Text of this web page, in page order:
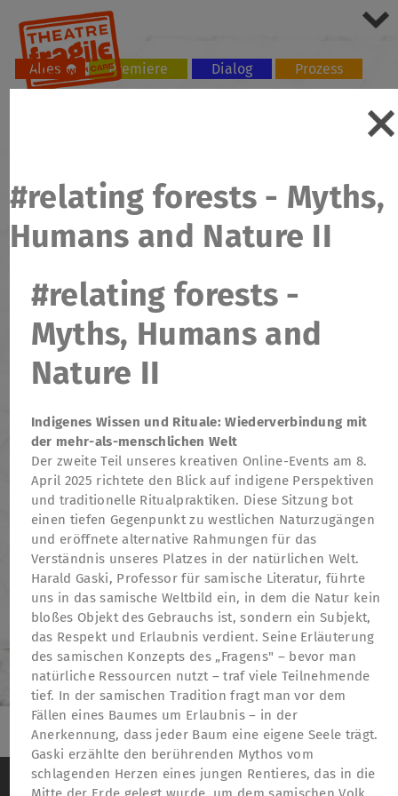
Alles Premiere Dialog
Prozess
#relating forests - Myths,
Humans and Nature II
#relating forests -
Myths, Humans and
Nature II
Indigenes Wissen und Rituale: Wiederverbindung mit
der mehr-als-menschlichen Welt
Der zweite Teil unseres kreativen Online-Events am 8.
April 2025 richtete den Blick auf indigene Perspektiven
und traditionelle Ritualpraktiken. Diese Sitzung bot
einen tiefen Gegenpunkt zu westlichen Naturzugängen
und eröffnete alternative Rahmungen für das
Verständnis unseres Platzes in der natürlichen Welt.
Harald Gaski, Professor für samische Literatur, führte
uns in das samische Weltbild ein, in dem die Natur kein
bloßes Objekt des Gebrauchs ist, sondern ein Subjekt,
das Respekt und Erlaubnis verdient. Seine Erläuterung
des samischen Konzepts des „Fragens" – bevor man
natürliche Ressourcen nutzt – traf viele Teilnehmende
tief. In der samischen Tradition fragt man vor dem
Fällen eines Baumes um Erlaubnis – in der
Anerkennung, dass jeder Baum eine eigene Seele trägt.
Gaski erzählte den berührenden Mythos vom
schlagenden Herzen eines jungen Rentieres, das in die
TheatreFragile
. . Förderung .
Kontakt
Wir verwenden Cookies, um das Besucherverhalten
auf der Website anonym zu messen
Weitere